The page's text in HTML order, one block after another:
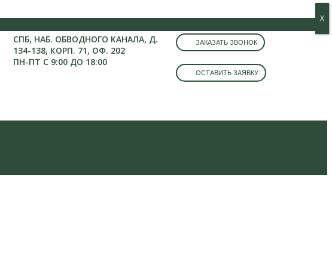
СПБ, НАБ. ОБВОДНОГО КАНАЛА, Д.
134-138, КОРП. 71, ОФ. 202
ПН-ПТ С 9:00 ДО 18:00
ЗАКАЗАТЬ ЗВОНОК
ОСТАВИТЬ ЗАЯВКУ
Х
Х